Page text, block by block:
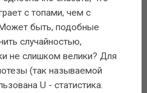
с топами, чем с
быть, подобные
случайностью,
не слишком велики? Для
(так называемой
U - статистика.